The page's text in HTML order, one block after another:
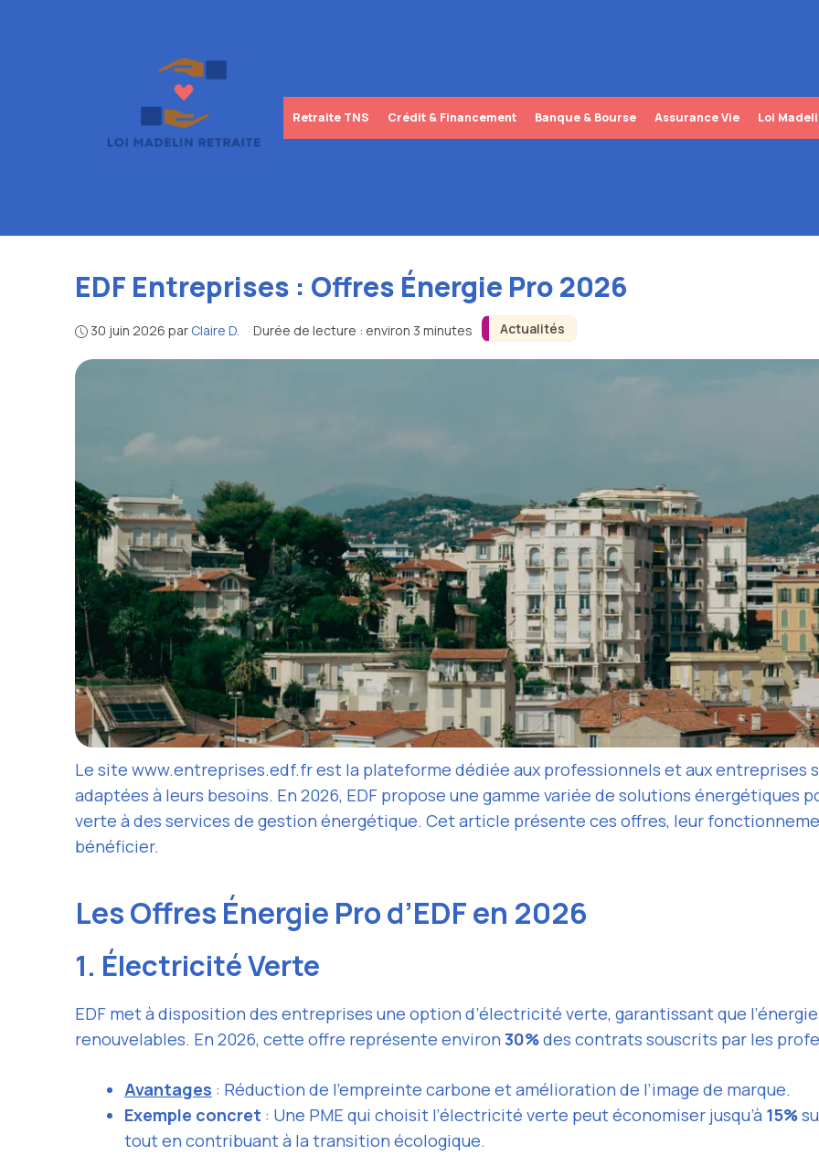
Retraite TNS Crédit & Financement Banque & Bourse Assurance Vie Loi
Actualités
EDF Entreprises : Offres Énergie Pro 2026
30 juin 2026 par Claire D. · Durée de lecture : environ 3 minutes
Le site www.entreprises.edf.fr est la plateforme dédiée aux professionnels et aux entreprises
adaptées à leurs besoins. En 2026, EDF propose une gamme variée de solutions énergétiques
verte à des services de gestion énergétique. Cet article présente ces offres, leur
bénéficier.
Les Offres Énergie Pro d’EDF en 2026
1. Électricité Verte
EDF met à disposition des entreprises une option d’électricité verte, garantissant que
renouvelables. En 2026, cette offre représente environ 30%des contrats souscrits par les
Avantages : Réduction de l’empreinte carbone et amélioration de l’image de marque.
Exemple concret : Une PME qui choisit l’électricité verte peut économiser jusqu’à 15%
tout en contribuant à la transition écologique.